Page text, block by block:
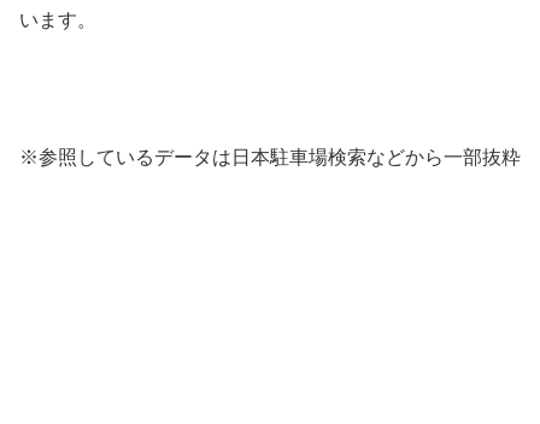
います。
※参照しているデータは日本駐車場検索などから一部抜粋